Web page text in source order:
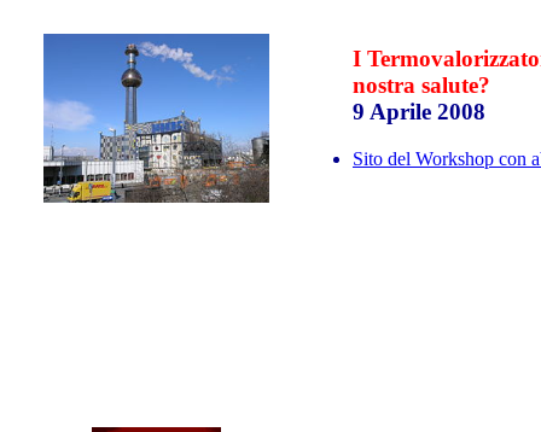
I
nostra salute?
9 Aprile 2008
Sito del Workshop con